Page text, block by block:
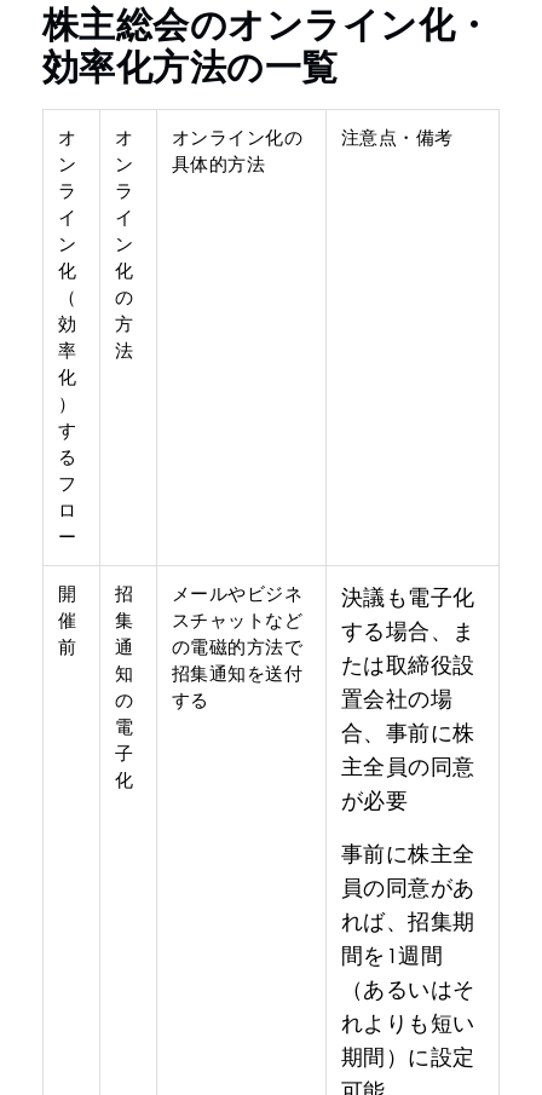
株主総会のオンライン化・
効率化方法の一覧
オ
ン
ラ
イ
ン
化
（
効
率
化
）
す
る
フ
ロ
ー
オ
ン
ラ
イ
ン
化
の
方
法
オンライン化の
具体的方法
注意点・備考
開
催
前
招
集
通
知
の
電
子
化
メールやビジネ
スチャットなど
の電磁的方法で
招集通知を送付
する
決議も電子化
する場合、ま
たは取締役設
置会社の場
合、事前に株
主全員の同意
が必要
事前に株主全
員の同意があ
れば、招集期
間を1週間
（あるいはそ
れよりも短い
期間）に設定